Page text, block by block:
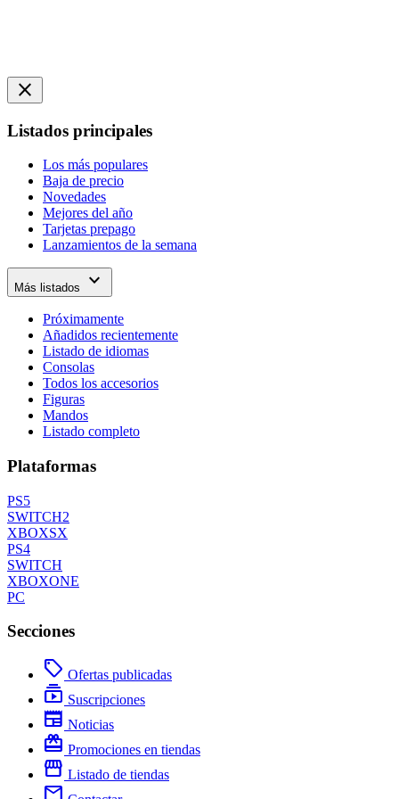
close
Listados principales
Los más populares
Baja de precio
Novedades
Mejores del año
Tarjetas prepago
Lanzamientos de la semana
Más listados expand_more
Próximamente
Añadidos recientemente
Listado de idiomas
Consolas
Todos los accesorios
Figuras
Mandos
Listado completo
Plataformas
PS5
SWITCH2
XBOXSX
PS4
SWITCH
XBOXONE
PC
Secciones
local_offer Ofertas publicadas
subscriptions Suscripciones
newspaper Noticias
redeem Promociones en tiendas
storefront Listado de tiendas
mail